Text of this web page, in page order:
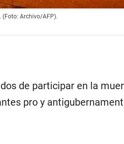
(Foto: Archivo/AFP).
de participar en la
pro y